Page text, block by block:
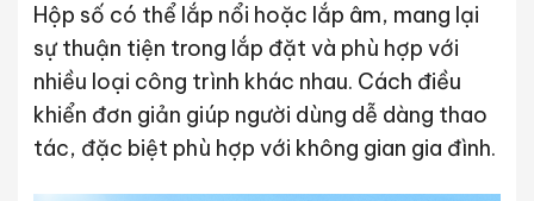
Hộp số có thể lắp nổi hoặc lắp âm, mang lại
sự thuận tiện trong lắp đặt và phù hợp với
nhiều loại công trình khác nhau. Cách điều
khiển đơn giản giúp người dùng dễ dàng thao
tác, đặc biệt phù hợp với không gian gia đình.